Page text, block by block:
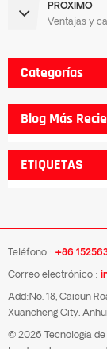
PRÓXIMO
Ventajas y
Categorías
Blog Más
ETIQUETAS
Teléfono : +86
Correo electrónico :
Add:No. 18, Caicun
Xuancheng City,
© 2026 Tecnología de